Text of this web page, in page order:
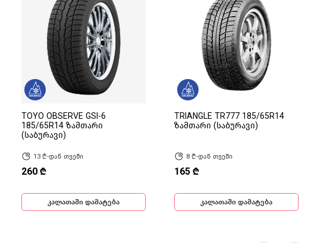
TOYO OBSERVE GSI-6
185/65R14 ზამთარი
(საბურავი)
13 ₾-დან თვეში
260 ₾
კალათაში დამატება
TRIANGLE TR777 185/65R14
ზამთარი (საბურავი)
8 ₾-დან თვეში
165 ₾
კალათაში დამატება